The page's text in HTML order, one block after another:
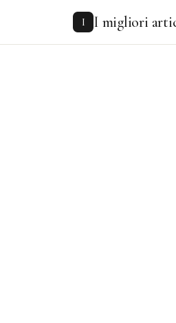
I I migliori